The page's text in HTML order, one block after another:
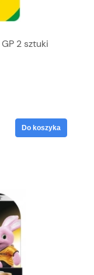
2 sztuki
Do koszyka